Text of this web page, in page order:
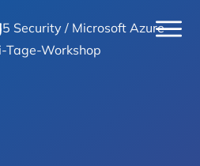
Security / Microsoft Azure
Tage-Workshop